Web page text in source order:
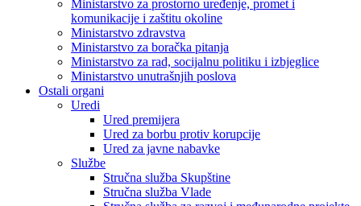
Ministarstvo za prostorno uređenje, promet i
komunikacije i zaštitu okoline
Ministarstvo zdravstva
Ministarstvo za boračka pitanja
Ministarstvo za rad, socijalnu politiku i izbjeglice
Ministarstvo unutrašnjih poslova
Ostali organi
Uredi
Ured premijera
Ured za borbu protiv korupcije
Ured za javne nabavke
Službe
Stručna služba Skupštine
Stručna služba Vlade